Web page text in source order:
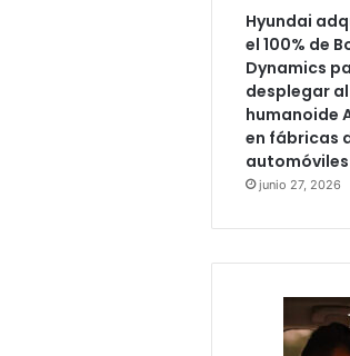
Hyundai
el 100% de
Dynamics
desplegar
humanoide
en fábricas
automóviles
junio 27, 2026